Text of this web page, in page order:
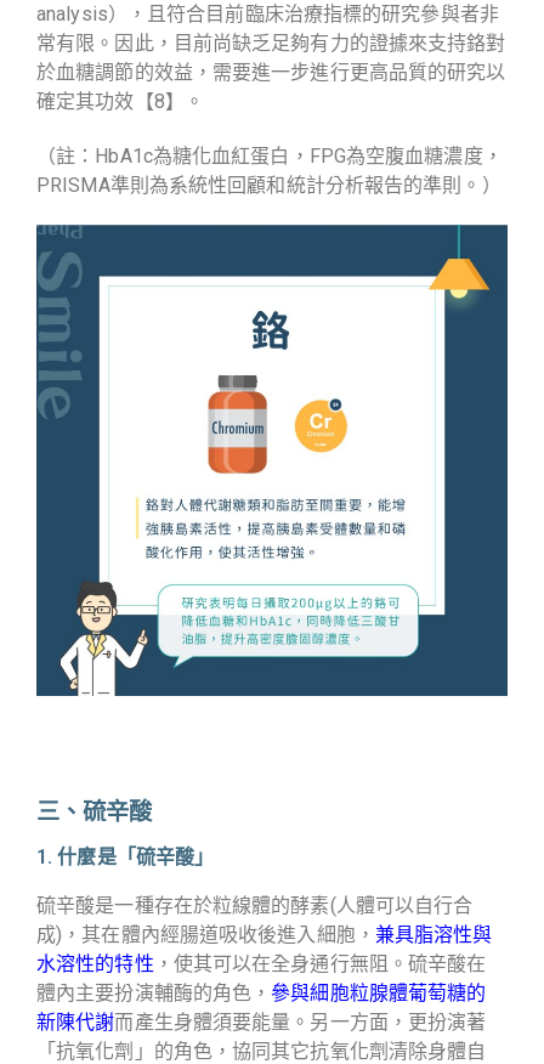
analysis），且符合目前臨床治療指標的研究參與者非
常有限。因此，目前尚缺乏足夠有力的證據來支持鉻對
於血糖調節的效益，需要進一步進行更高品質的研究以
確定其功效 【8】 。
（註：HbA1c為糖化血紅蛋白，FPG為空腹血糖濃度，
PRISMA準則為系統性回顧和統計分析報告的準則。）
三、硫辛酸
1. 什麼是「硫辛酸」
硫辛酸是一種存在於粒線體的酵素(人體可以自行合
成)，其在體內經腸道吸收後進入細胞， 兼具脂溶性與
水溶性的特性 ，使其可以在全身通行無阻。硫辛酸在
體內主要扮演輔酶的角色，參與細胞粒腺體葡萄糖的
新陳代謝而產生身體須要能量。另一方面，更扮演著
「抗氧化劑」的角色，協同其它抗氧化劑清除身體自